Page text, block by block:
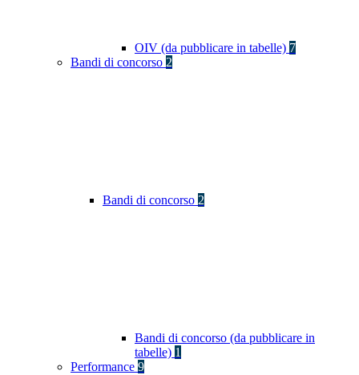
OIV (da pubblicare in tabelle) 7
Bandi di concorso 2
Bandi di concorso 2
Bandi di concorso (da pubblicare in
tabelle) 1
Performance 9